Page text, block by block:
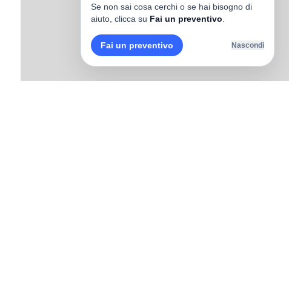
Se non sai cosa cerchi o se hai bisogno di
aiuto, clicca su Fai un preventivo
Fai un preventivo Nascondi